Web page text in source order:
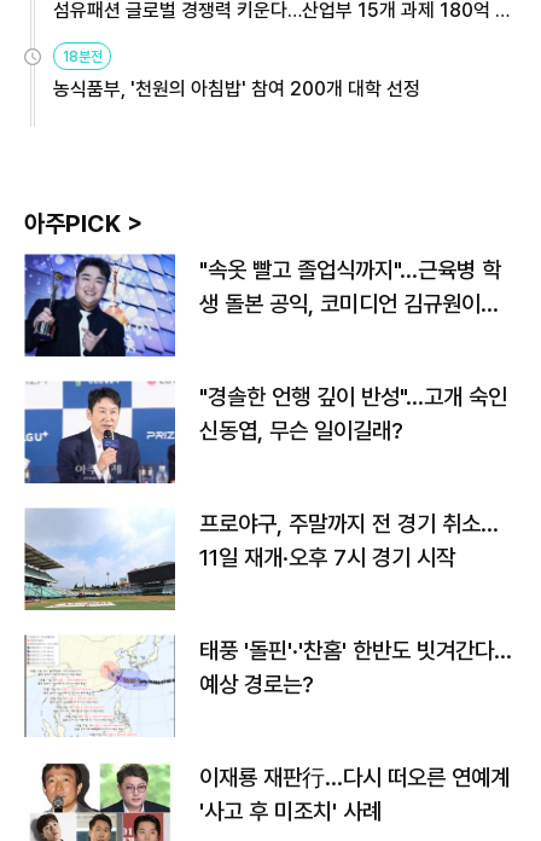
섬유패션 글로벌 경쟁력 키운다…산업부 15개 과제 180억 지
원
18분전
농식품부, '천원의 아침밥' 참여 200개 대학 선정
아주PICK >
"속옷 빨고 졸업식까지"…근육병 학
생 돌본 공익, 코미디언 김규원이었
"경솔한 언행 깊이 반성"…고개 숙인
신동엽, 무슨 일이길래?
프로야구, 주말까지 전 경기 취소…
11일 재개·오후 7시 경기 시작
태풍 '돌핀'·'찬홈' 한반도 빗겨간다…
예상 경로는?
이재룡 재판行…다시 떠오른 연예계
'사고 후 미조치' 사례